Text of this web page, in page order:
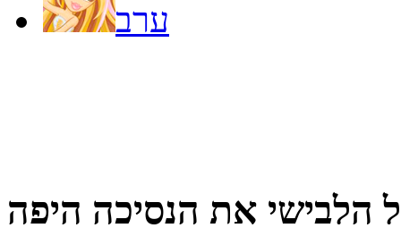
ערב
הלבישי את הנסיכה היפה